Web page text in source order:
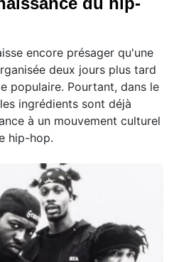
encore présager qu'une
deux jours plus tard
populaire. Pourtant, dans le
ingrédients sont déjà
à un mouvement culturel
hip-hop.